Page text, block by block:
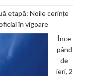
etapă: Noile cerințe
în vigoare
Înce
pând
de
ieri, 2